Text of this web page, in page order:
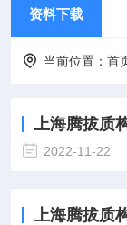
资料下载
当前位置： 首
上海腾拔质构仪
2022-11-22
上海腾拔质构仪用